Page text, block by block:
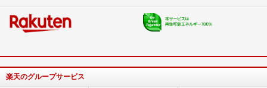
楽天のグループサービス